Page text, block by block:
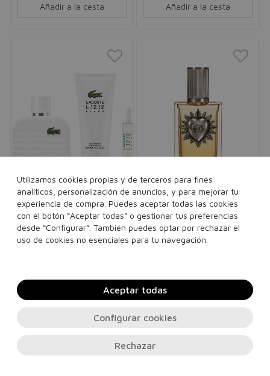
Añadir a la cesta Añadir a la cesta
LACOSTE
Set Lacoste L.12.12 Blanc
100ml + 7,5ml + Gel
Eau de toilette hombre
Añadir a la cesta
DOLCE & GABBANA
Devotion Male Pour
Homme
Eau de parfum hombre
50 ml
Añadir a la cesta
Utilizamos cookies propias y de terceros para fines
analíticos, personalización de anuncios, y para mejorar tu
experiencia de compra. Puedes aceptar todas las cookies
con el botón “Aceptar todas” o gestionar tus preferencias
desde “Configurar”. También puedes optar por rechazar el
uso de cookies no esenciales para tu navegación.
Rechazar
Configurar cookies
Aceptar todas